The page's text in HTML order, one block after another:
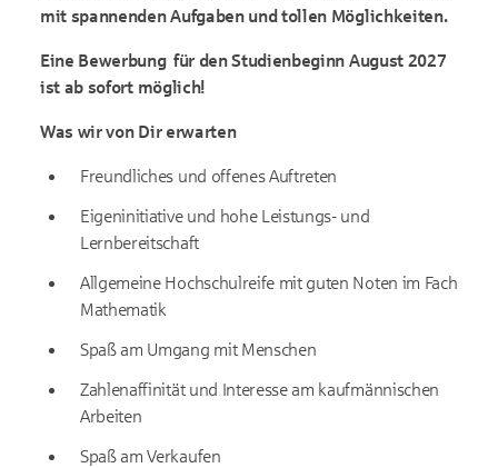
mit spannenden Aufgaben und tollen Möglichkeiten.
Eine Bewerbung für den Studienbeginn August 2027
ist ab sofort möglich!
Was wir von Dir erwarten
Freundliches und offenes Auftreten
Eigeninitiative und hohe Leistungs- und
Lernbereitschaft
Allgemeine Hochschulreife mit guten Noten im Fach
Mathematik
Spaß am Umgang mit Menschen
Zahlenaffinität und Interesse am kaufmännischen
Arbeiten
Spaß am Verkaufen